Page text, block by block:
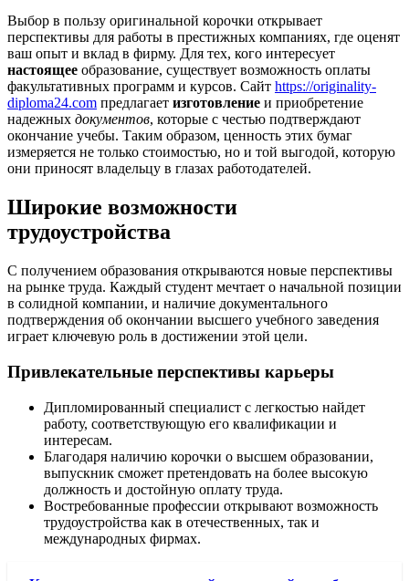
Выбор в пользу оригинальной корочки открывает
перспективы для работы в престижных компаниях, где оценят
ваш опыт и вклад в фирму. Для тех, кого интересует
настоящее образование, существует возможность оплаты
факультативных программ и курсов. Сайт https://originality-
diploma24.com предлагает изготовление и приобретение
надежных документов, которые с честью подтверждают
окончание учебы. Таким образом, ценность этих бумаг
измеряется не только стоимостью, но и той выгодой, которую
они приносят владельцу в глазах работодателей.
Широкие возможности
трудоустройства
С получением образования открываются новые перспективы
на рынке труда. Каждый студент мечтает о начальной позиции
в солидной компании, и наличие документального
подтверждения об окончании высшего учебного заведения
играет ключевую роль в достижении этой цели.
Привлекательные перспективы карьеры
Дипломированный специалист с легкостью найдет
работу, соответствующую его квалификации и
интересам.
Благодаря наличию корочки о высшем образовании,
выпускник сможет претендовать на более высокую
должность и достойную оплату труда.
Востребованные профессии открывают возможность
трудоустройства как в отечественных, так и
международных фирмах.